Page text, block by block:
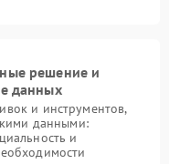
решение и
данных
и инструментов,
данными:
и